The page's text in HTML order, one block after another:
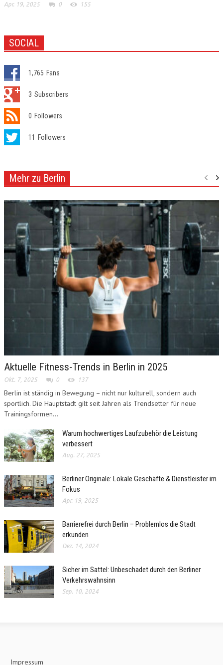
Apr. 19, 2025 0 155
SOCIAL
1,765 Fans
3 Subscribers
0 Followers
11 Followers
Mehr zu Berlin
Aktuelle Fitness-Trends in Berlin in 2025
Okt. 7, 2025 0 137
Berlin ist ständig in Bewegung – nicht nur kulturell, sondern auch
sportlich. Die Hauptstadt gilt seit Jahren als Trendsetter für neue
Trainingsformen...
Warum hochwertiges Laufzubehör die Leistung
verbessert
Aug. 27, 2025
Berliner Originale: Lokale Geschäfte & Dienstleister im
Fokus
Apr. 19, 2025
Barrierefrei durch Berlin – Problemlos die Stadt
erkunden
Dez. 14, 2024
Sicher im Sattel: Unbeschadet durch den Berliner
Verkehrswahnsinn
Sep. 10, 2024
Impressum